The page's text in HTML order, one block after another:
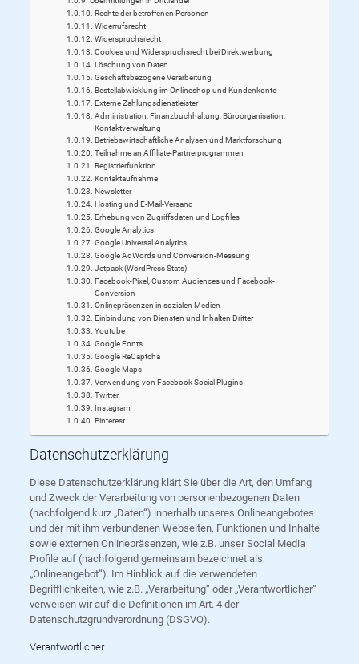
Rechte der betroffenen Personen
Widerrufsrecht
Widerspruchsrecht
Cookies und Widerspruchsrecht bei Direktwerbung
Löschung von Daten
Geschäftsbezogene Verarbeitung
Bestellabwicklung im Onlineshop und Kundenkonto
Externe Zahlungsdienstleister
Administration, Finanzbuchhaltung, Büroorganisation,
Kontaktverwaltung
Betriebswirtschaftliche Analysen und Marktforschung
Teilnahme an Affiliate-Partnerprogrammen
Registrierfunktion
Kontaktaufnahme
Newsletter
Hosting und E-Mail-Versand
Erhebung von Zugriffsdaten und Logfiles
Google Analytics
Google Universal Analytics
Google AdWords und Conversion-Messung
Jetpack (WordPress Stats)
Facebook-Pixel, Custom Audiences und Facebook-
Conversion
Onlinepräsenzen in sozialen Medien
Einbindung von Diensten und Inhalten Dritter
Youtube
Google Fonts
Google ReCaptcha
Google Maps
Verwendung von Facebook Social Plugins
Twitter
Instagram
Pinterest
Datenschutzerklärung
Diese Datenschutzerklärung klärt Sie über die Art, den Umfang
und Zweck der Verarbeitung von personenbezogenen Daten
(nachfolgend kurz „Daten“) innerhalb unseres Onlineangebotes
und der mit ihm verbundenen Webseiten, Funktionen und Inhalte
sowie externen Onlinepräsenzen, wie z.B. unser Social Media
Profile auf (nachfolgend gemeinsam bezeichnet als
„Onlineangebot“). Im Hinblick auf die verwendeten
Begrifflichkeiten, wie z.B. „Verarbeitung“ oder „Verantwortlicher“
verweisen wir auf die Definitionen im Art. 4 der
Datenschutzgrundverordnung (DSGVO).
Verantwortlicher